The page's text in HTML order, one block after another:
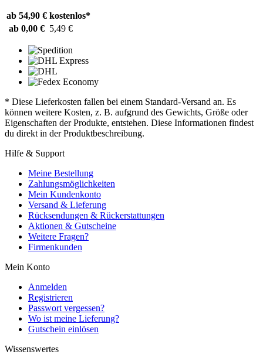
ab 54,90 € kostenlos*
ab 0,00 € 5,49 €
* Diese Lieferkosten fallen bei einem Standard-Versand an. Es
können weitere Kosten, z. B. aufgrund des Gewichts, Größe oder
Eigenschaften der Produkte, entstehen. Diese Informationen findest
du direkt in der Produktbeschreibung.
Hilfe & Support
Meine Bestellung
Zahlungsmöglichkeiten
Mein Kundenkonto
Versand & Lieferung
Rücksendungen & Rückerstattungen
Aktionen & Gutscheine
Weitere Fragen?
Firmenkunden
Mein Konto
Anmelden
Registrieren
Passwort vergessen?
Wo ist meine Lieferung?
Gutschein einlösen
Wissenswertes